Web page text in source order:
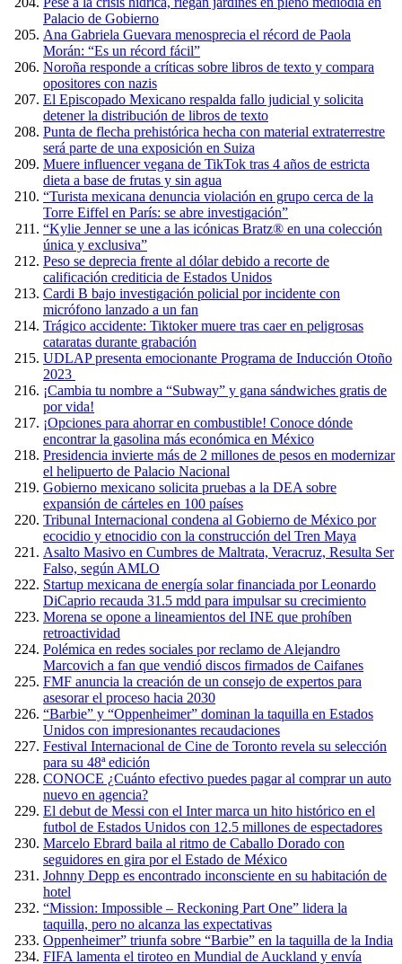
Palacio de Gobierno
Ana Gabriela Guevara menosprecia el récord de Paola
Morán: “Es un récord fácil”
Noroña responde a críticas sobre libros de texto y compara
opositores con nazis
El Episcopado Mexicano respalda fallo judicial y solicita
detener la distribución de libros de texto
Punta de flecha prehistórica hecha con material extraterrestre
será parte de una exposición en Suiza
Muere influencer vegana de TikTok tras 4 años de estricta
dieta a base de frutas y sin agua
“Turista mexicana denuncia violación en grupo cerca de la
Torre Eiffel en París: se abre investigación”
“Kylie Jenner se une a las icónicas Bratz® en una colección
única y exclusiva”
Peso se deprecia frente al dólar debido a recorte de
calificación crediticia de Estados Unidos
Cardi B bajo investigación policial por incidente con
micrófono lanzado a un fan
Trágico accidente: Tiktoker muere tras caer en peligrosas
cataratas durante grabación
UDLAP presenta emocionante Programa de Inducción Otoño
2023
¡Cambia tu nombre a “Subway” y gana sándwiches gratis de
por vida!
¡Opciones para ahorrar en combustible! Conoce dónde
encontrar la gasolina más económica en México
Presidencia invierte más de 2 millones de pesos en modernizar
el helipuerto de Palacio Nacional
Gobierno mexicano solicita pruebas a la DEA sobre
expansión de cárteles en 100 países
Tribunal Internacional condena al Gobierno de México por
ecocidio y etnocidio con la construcción del Tren Maya
Asalto Masivo en Cumbres de Maltrata, Veracruz, Resulta Ser
Falso, según AMLO
Startup mexicana de energía solar financiada por Leonardo
DiCaprio recauda 31.5 mdd para impulsar su crecimiento
Morena se opone a lineamientos del INE que prohíben
retroactividad
Polémica en redes sociales por reclamo de Alejandro
Marcovich a fan que vendió discos firmados de Caifanes
FMF anuncia la creación de un consejo de expertos para
asesorar el proceso hacia 2030
“Barbie” y “Oppenheimer” dominan la taquilla en Estados
Unidos con impresionantes recaudaciones
Festival Internacional de Cine de Toronto revela su selección
para su 48ª edición
CONOCE ¿Cuánto efectivo puedes pagar al comprar un auto
nuevo en agencia?
El debut de Messi con el Inter marca un hito histórico en el
futbol de Estados Unidos con 12.5 millones de espectadores
Marcelo Ebrard baila al ritmo de Caballo Dorado con
seguidores en gira por el Estado de México
Johnny Depp es encontrado inconsciente en su habitación de
hotel
“Mission: Impossible – Reckoning Part One” lidera la
taquilla, pero no alcanza las expectativas
Oppenheimer” triunfa sobre “Barbie” en la taquilla de la India
FIFA lamenta el tiroteo en Mundial de Auckland y envía